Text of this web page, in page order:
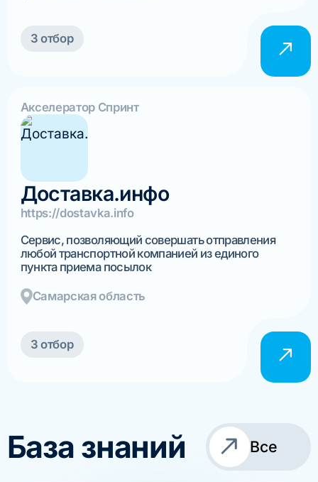
3 отбор
Акселератор Спринт
Доставка.инфо
https://dostavka.info
Сервис, позволяющий совершать отправления
любой транспортной компанией из единого
пункта приема посылок
Самарская область
3 отбор
База знаний Все